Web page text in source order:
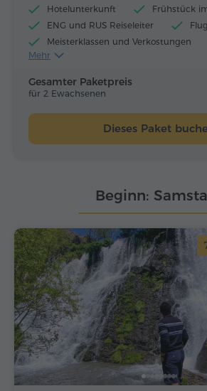
Hotelunterkunft
Frühstück
ENG und RUS Reiseleiter
Meisterklassen und Verkostungen
Flugtickets
Mehr
Gesamter Paketpreis
für 2 Ewachsenen
Dieses Paket
Beginn: